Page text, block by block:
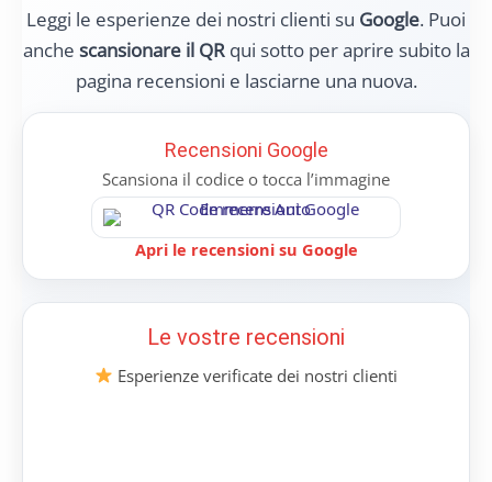
Leggi le esperienze dei nostri clienti su Google. Puoi
anche scansionare il QRqui sotto per aprire subito la
pagina recensioni e lasciarne una nuova.
Recensioni Google
Scansiona il codice o tocca l’immagine
Apri le recensioni su Google
Le vostre recensioni
Esperienze verificate dei nostri clienti